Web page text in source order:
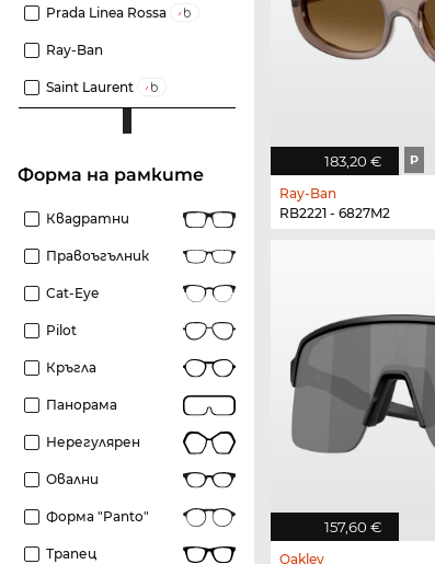
Prada Linea Rossa
Ray-Ban
Saint Laurent
Форма на рамките
Квадратни
Правоъгълник
Cat-Eye
Pilot
Кръгла
Панорама
Нерегулярен
Овални
Форма "panto"
Трапец
183,20 € P
Ray-Ban
RB2221 - 6827M2
157,60 €
Oakley